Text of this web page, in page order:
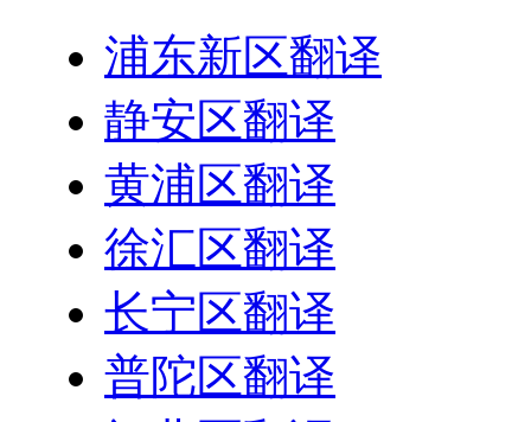
浦东新区翻译
静安区翻译
黄浦区翻译
徐汇区翻译
长宁区翻译
普陀区翻译